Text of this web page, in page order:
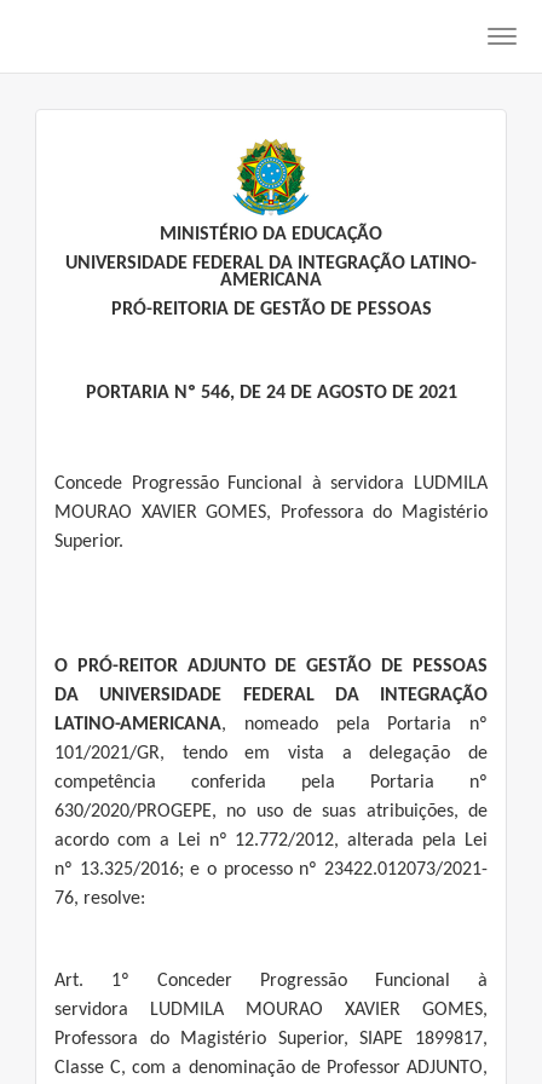
MINISTÉRIO DA EDUCAÇÃO
UNIVERSIDADE FEDERAL DA INTEGRAÇÃO LATINO-
AMERICANA
PRÓ-REITORIA DE GESTÃO DE PESSOAS
PORTARIA Nº 546, DE 24 DE AGOSTO DE 2021
Concede Progressão Funcional à servidora LUDMILA
MOURAO XAVIER GOMES, Professora do Magistério
Superior.
O PRÓ-REITOR ADJUNTO DE GESTÃO DE PESSOAS
DA UNIVERSIDADE FEDERAL DA INTEGRAÇÃO
LATINO-AMERICANA, nomeado pela Portaria nº
101/2021/GR, tendo em vista a delegação de
competência conferida pela Portaria nº
630/2020/PROGEPE, no uso de suas atribuições, de
acordo com a Lei nº 12.772/2012, alterada pela Lei
nº 13.325/2016; e o processo nº 23422.012073/2021-
76, resolve:
Art. 1º Conceder Progressão Funcional à
servidora LUDMILA MOURAO XAVIER GOMES,
Professora do Magistério Superior, SIAPE 1899817,
Classe C, com a denominação de Professor ADJUNTO,